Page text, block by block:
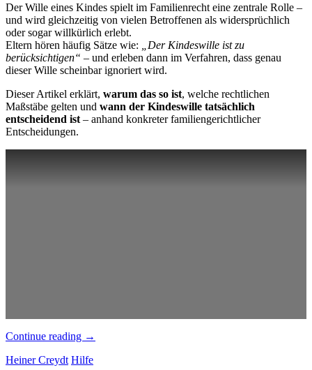
Der Wille eines Kindes spielt im Familienrecht eine zentrale Rolle –
und wird gleichzeitig von vielen Betroffenen als widersprüchlich
oder sogar willkürlich erlebt.
Eltern hören häufig Sätze wie:
„Der Kindeswille ist zu
berücksichtigen“ – und erleben dann im Verfahren, dass genau
dieser Wille scheinbar ignoriert wird.
Dieser Artikel erklärt, warum das so ist, welche rechtlichen
Maßstäbe gelten und wann der Kindeswille tatsächlich
entscheidend ist – anhand konkreter familiengerichtlicher
Entscheidungen.
Continue reading „Kindeswille
Familienrecht:
→
Heiner Creydt Hilfe